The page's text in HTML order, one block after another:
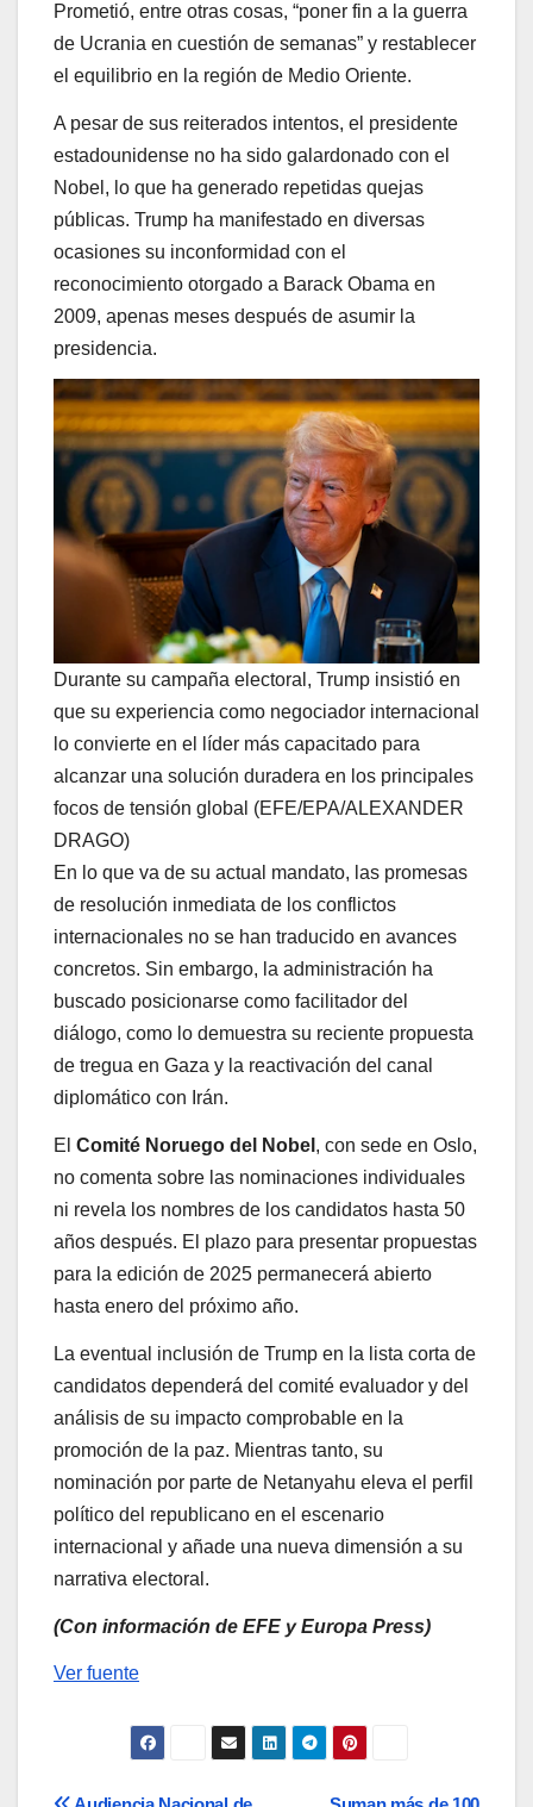
Prometió, entre otras cosas, “poner fin a la guerra
de Ucrania en cuestión de semanas” y restablecer
el equilibrio en la región de Medio Oriente.
A pesar de sus reiterados intentos, el presidente
estadounidense no ha sido galardonado con el
Nobel, lo que ha generado repetidas quejas
públicas. Trump ha manifestado en diversas
ocasiones su inconformidad con el
reconocimiento otorgado a Barack Obama en
2009, apenas meses después de asumir la
presidencia.
Durante su campaña electoral, Trump insistió en
que su experiencia como negociador internacional
lo convierte en el líder más capacitado para
alcanzar una solución duradera en los principales
focos de tensión global (EFE/EPA/ALEXANDER
DRAGO)
En lo que va de su actual mandato, las promesas
de resolución inmediata de los conflictos
internacionales no se han traducido en avances
concretos. Sin embargo, la administración ha
buscado posicionarse como facilitador del
diálogo, como lo demuestra su reciente propuesta
de tregua en Gaza y la reactivación del canal
diplomático con Irán.
El Comité Noruego del Nobel , con sede en Oslo,
no comenta sobre las nominaciones individuales
ni revela los nombres de los candidatos hasta 50
años después. El plazo para presentar propuestas
para la edición de 2025 permanecerá abierto
hasta enero del próximo año.
La eventual inclusión de Trump en la lista corta de
candidatos dependerá del comité evaluador y del
análisis de su impacto comprobable en la
promoción de la paz. Mientras tanto, su
nominación por parte de Netanyahu eleva el perfil
político del republicano en el escenario
internacional y añade una nueva dimensión a su
narrativa electoral.
(Con información de EFE y Europa Press)
Ver fuente